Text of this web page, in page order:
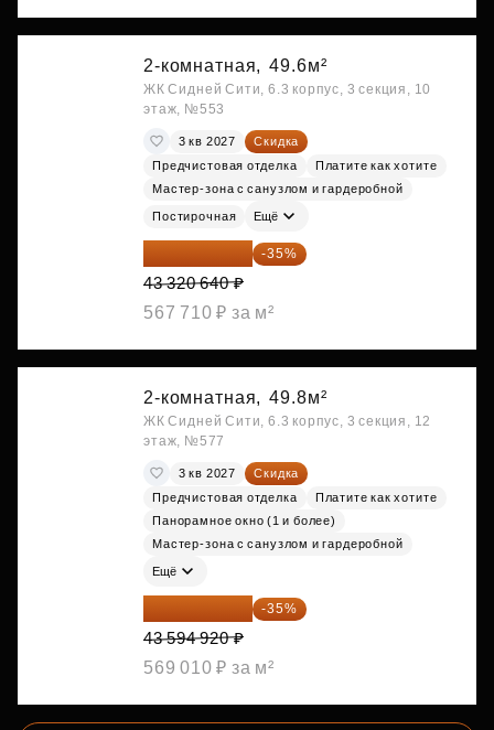
2-комнатная, 49.6м²
ЖК Сидней Сити, 6.3 корпус, 3 секция, 10
этаж, №553
3 кв 2027
Скидка
Предчистовая отделка
Платите как хотите
Мастер-зона с санузлом и гардеробной
Постирочная Ещё
28 158 416 ₽ -35%
43 320 640 ₽
567 710 ₽ за м²
2-комнатная, 49.8м²
ЖК Сидней Сити, 6.3 корпус, 3 секция, 12
этаж, №577
3 кв 2027
Скидка
Предчистовая отделка
Платите как хотите
Панорамное окно (1 и более)
Мастер-зона с санузлом и гардеробной
Ещё
28 336 698 ₽ -35%
43 594 920 ₽
569 010 ₽ за м²